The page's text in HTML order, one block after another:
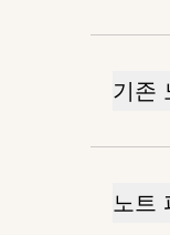
기존
노트